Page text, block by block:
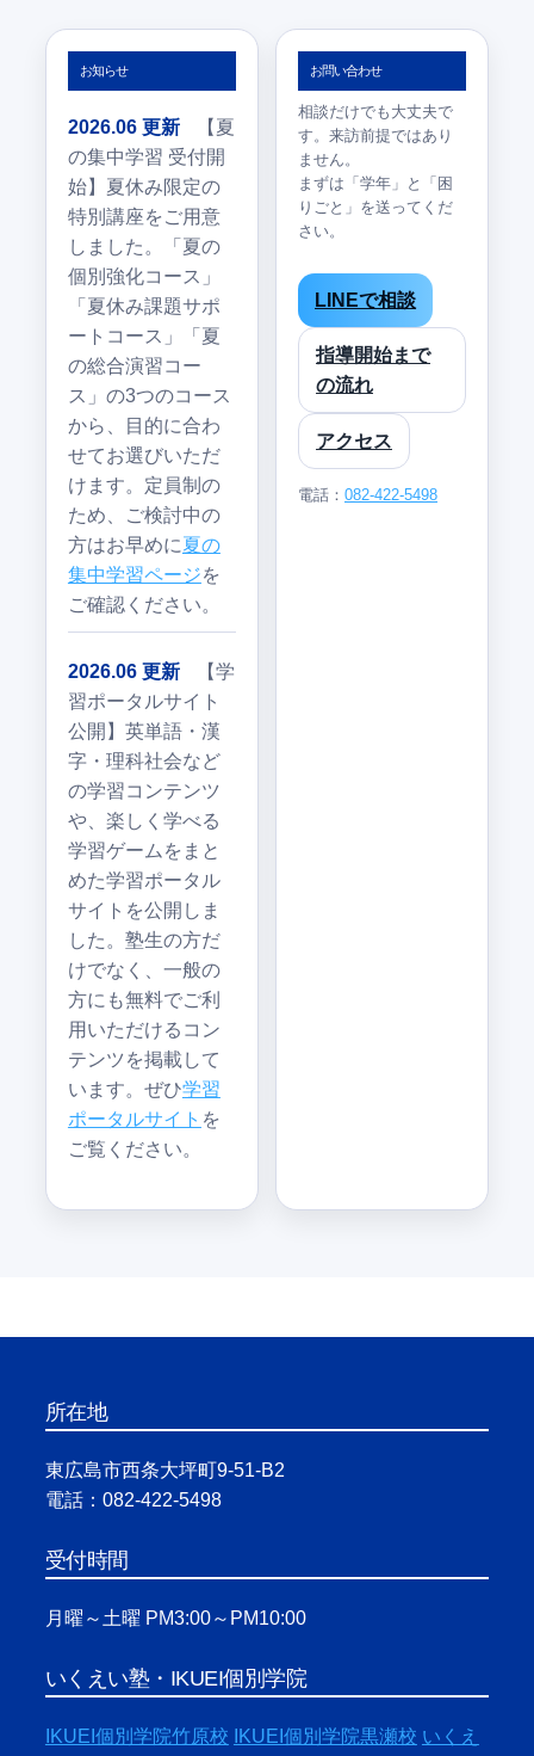
お知らせ
2026.06 更新
【夏
の集中学習 受付開
始】夏休み限定の
特別講座をご用意
しました。「夏の
個別強化コース」
「夏休み課題サポ
ートコース」「夏
の総合演習コー
ス」の3つのコース
から、目的に合わ
せてお選びいただ
けます。定員制の
ため、ご検討中の
方はお早めに夏の
集中学習ページを
ご確認ください。
2026.06 更新
【学
習ポータルサイト
公開】英単語・漢
字・理科社会など
の学習コンテンツ
や、楽しく学べる
学習ゲームをまと
めた学習ポータル
サイトを公開しま
した。塾生の方だ
けでなく、一般の
方にも無料でご利
用いただけるコン
テンツを掲載して
います。ぜひ学習
ポータルサイト を
ご覧ください。
お問い合わせ
相談だけでも大丈夫で
す。来訪前提ではあり
ません。
まずは「学年」と「困
りごと」を送ってくだ
さい。
LINEで相談
指導開始まで
の流れ
アクセス
電話： 082-422-5498
所在地
東広島市西条大坪町9-51-B2
電話：082-422-5498
受付時間
月曜～土曜 PM3:00～PM10:00
いくえい塾・IKUEI個別学院
IKUEI個別学院竹原校 IKUEI個別学院黒瀬校 いくえ